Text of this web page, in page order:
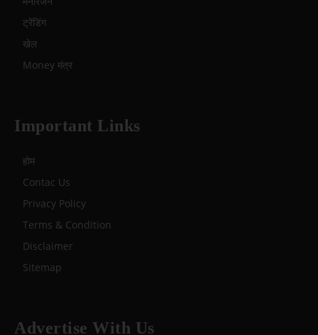
ट्रेंडिंग
खेल
Money मंत्र
Important Links
होम
Contac Us
Privacy Policy
Terms & Condition
Disclaimer
Sitemap
Advertise With Us